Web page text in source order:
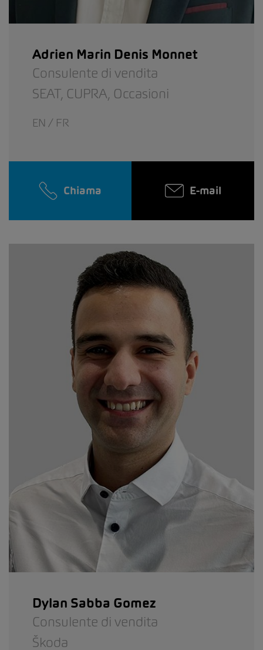
Adrien Marin Denis Monnet
Consulente di vendita
SEAT, CUPRA, Occasioni
EN / FR
Chiama E-mail
Dylan Sabba Gomez
Consulente di vendita
Škoda